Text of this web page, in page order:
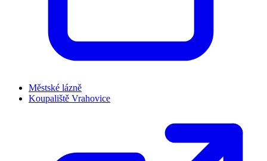
Městské lázně
Koupaliště Vrahovice